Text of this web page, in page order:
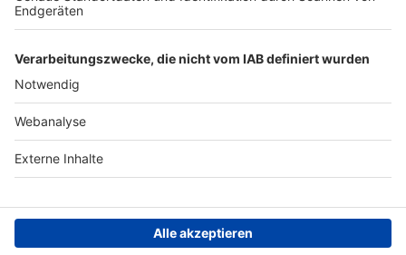
Nutzungsbedingungen Datenschutz Impressum